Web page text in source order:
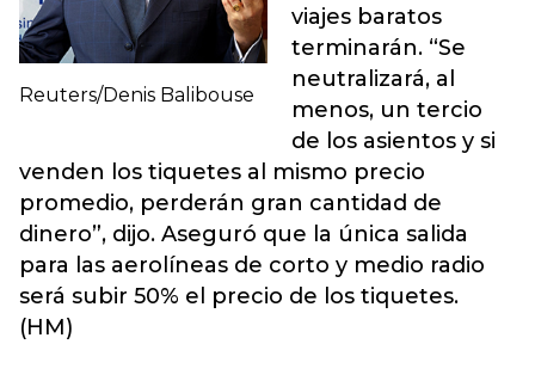
Reuters/Denis Balibouse
viajes baratos
terminarán. “Se
neutralizará, al
menos, un tercio
de los asientos y si
venden los tiquetes al mismo precio
promedio, perderán gran cantidad de
dinero”, dijo. Aseguró que la única salida
para las aerolíneas de corto y medio radio
será subir 50% el precio de los tiquetes.
(HM)